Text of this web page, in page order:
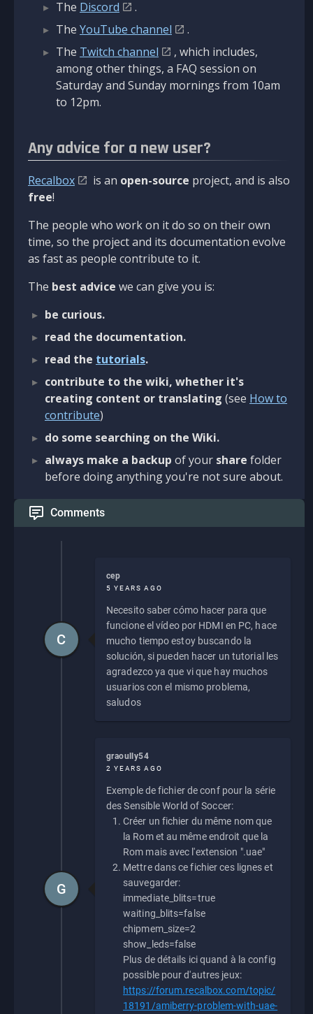
The Discord
.
The YouTube channel
.
The Twitch channel
, which includes,
among other things, a FAQ session on
Saturday and Sunday mornings from 10am
to 12pm.
Any advice for a new user?
Recalbox is an open-source project, and is also
free!
The people who work on it do so on their own
time, so the project and its documentation evolve
as fast as people contribute to it.
The best advice we can give you is:
be curious.
read the documentation.
read the tutorials.
contribute to the wiki, whether it's
creating content or translating (see How to
contribute)
do some searching on the Wiki.
always make a backup of your share folder
before doing anything you're not sure about.
Comments
cep
5 YEARS AGO
Necesito saber cómo hacer para que
funcione el vídeo por HDMI en PC, hace
mucho tiempo estoy buscando la
solución, si pueden hacer un tutorial les
agradezco ya que vi que hay muchos
usuarios con el mismo problema,
saludos
C
graoully54
2 YEARS AGO
Exemple de fichier de conf pour la série
des Sensible World of Soccer:
Créer un fichier du même nom que
la Rom et au même endroit que la
Rom mais avec l'extension ".uae"
Mettre dans ce fichier ces lignes et
sauvegarder:
immediate_blits=true
waiting_blits=false
chipmem_size=2
show_leds=false
Plus de détails ici quand à la config
possible pour d'autres jeux:
https://forum.recalbox.com/topic/
18191/amiberry-problem-with-uae-
G